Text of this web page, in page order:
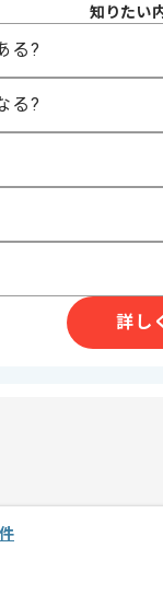
ュリティ面に関する知
方へ
知りたい
る?
る?
詳し